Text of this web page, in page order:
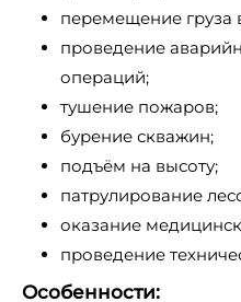
перемещение груза
проведение
операций;
тушение пожаров;
бурение скважин;
подъём на высоту;
патрулирование
оказание
проведение
Особенности: